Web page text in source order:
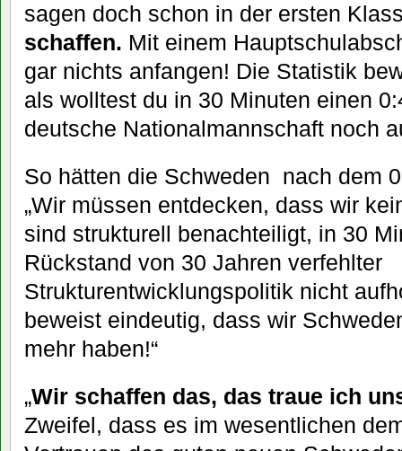
sagen doch schon in der ersten
schaffen. Mit einem
gar nichts anfangen! Die Statistik
als wolltest du in 30 Minuten einen
deutsche Nationalmannschaft noch
So hätten die Schweden nach dem
„Wir müssen entdecken, dass wir
sind strukturell benachteiligt, in 30
Rückstand von 30 Jahren verfehlter
Strukturentwicklungspolitik nicht
beweist eindeutig, dass wir
mehr haben!“
„Wir schaffen das, das traue ich
Zweifel, dass es im wesentlichen